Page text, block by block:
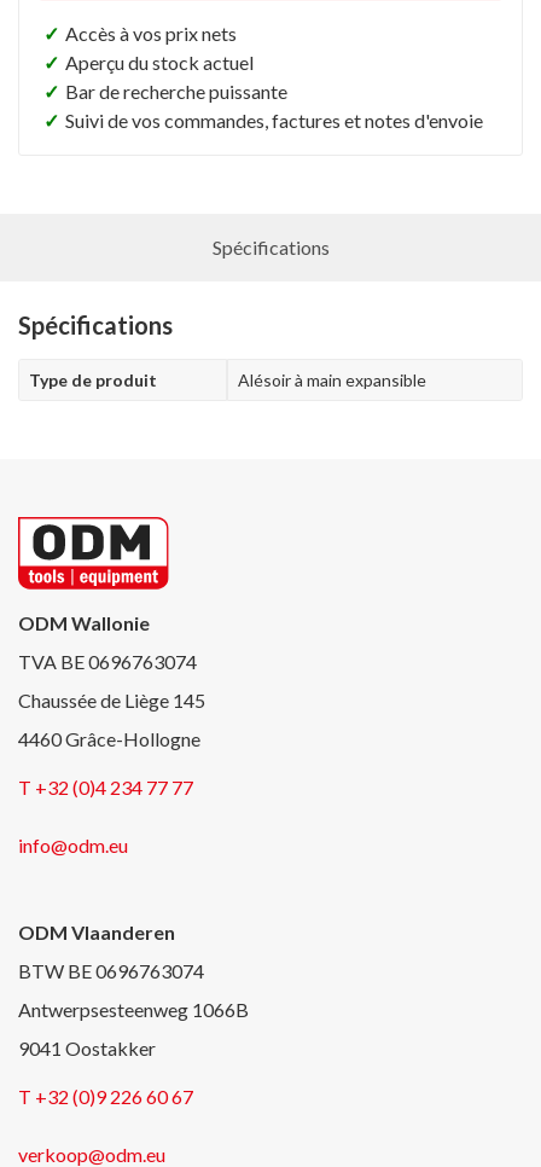
✓ Accès à vos prix nets
✓ Aperçu du stock actuel
✓ Bar de recherche puissante
✓ Suivi de vos commandes, factures et notes d'envoie
Spécifications
Spécifications
Type de produit Alésoir à main expansible
ODM Wallonie
TVA BE 0696763074
Chaussée de Liège 145
4460 Grâce-Hollogne
T +32 (0)4 234 77 77
info@odm.eu
ODM Vlaanderen
BTW BE 0696763074
Antwerpsesteenweg 1066B
9041 Oostakker
T +32 (0)9 226 60 67
verkoop@odm.eu